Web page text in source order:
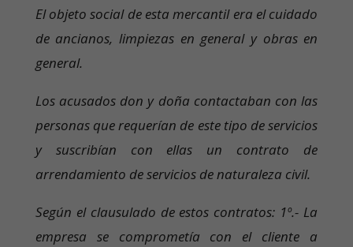
El objeto social de esta mercantil era el cuidado
de ancianos, limpiezas en general y obras en
general.
Los acusados don y doña contactaban con las
personas que requerían de este tipo de servicios
y suscribían con ellas un contrato de
arrendamiento de servicios de naturaleza civil.
Según el clausulado de estos contratos: 1º.- La
empresa se comprometía con el cliente a